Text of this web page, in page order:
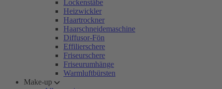
Lockenstäbe
Heizwickler
Haartrockner
Haarschneidemaschine
Diffusor-Fön
Effilierschere
Friseurschere
Friseurumhänge
Warmluftbürsten
Make-up